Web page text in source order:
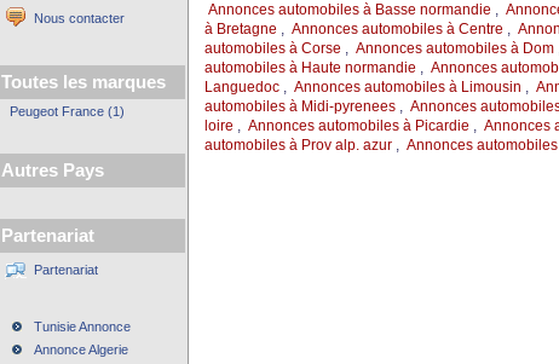
Nous contacter
Toutes les marques
Peugeot France (1)
Autres Pays
Partenariat
Partenariat
Tunisie Annonce
Annonce Algerie
Annonces automobiles à Basse normandie ,
à Bretagne , Annonces automobiles à Centre ,
automobiles à Corse , Annonces automobiles à Dom
automobiles à Haute normandie , Annonces
Languedoc, Annonces automobiles à Limousin ,
automobiles à Midi-pyrenees, Annonces
loire , Annonces automobiles à Picardie , Annonces
automobiles à Prov alp. azur, Annonces